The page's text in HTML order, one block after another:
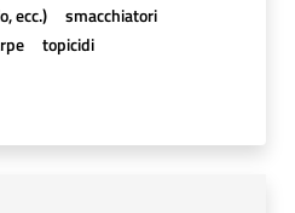
ecc.)
smacchiatori
topicidi